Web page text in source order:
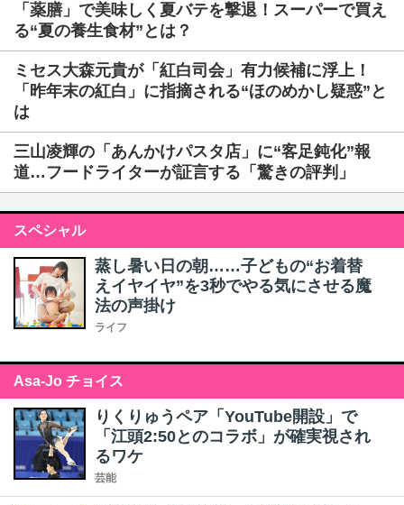
「薬膳」で美味しく夏バテを撃退！スーパーで買え
る“夏の養生食材”とは？
ミセス大森元貴が「紅白司会」有力候補に浮上！
「昨年末の紅白」に指摘される“ほのめかし疑惑”と
は
三山凌輝の「あんかけパスタ店」に“客足鈍化”報
道…フードライターが証言する「驚きの評判」
スペシャル
蒸し暑い日の朝……子どもの“お着替
えイヤイヤ”を3秒でやる気にさせる魔
法の声掛け
ライフ
Asa-Jo チョイス
りくりゅうペア「YouTube開設」で
「江頭2:50とのコラボ」が確実視され
るワケ
芸能